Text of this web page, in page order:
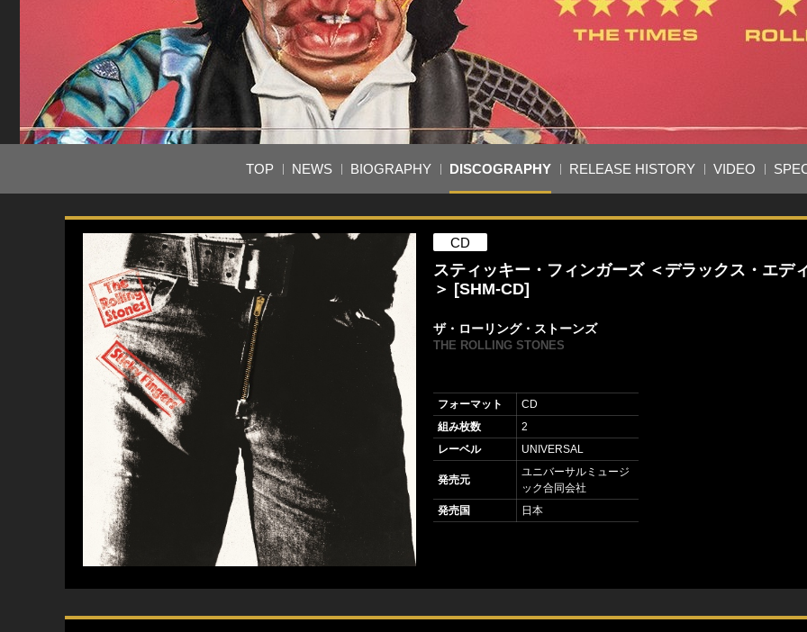
TOP NEWS BIOGRAPHY DISCOGRAPHY RELEASE HISTORY VIDEO
CD
スティッキー・フィンガーズ ＜デラックス・エデ
＞ [SHM-CD]
ザ・ローリング・ストーンズ
THE ROLLING STONES
フォーマット
CD
組み枚数
2
レーベル
UNIVERSAL
発売元
ユニバーサルミュージ
ック合同会社
発売国
日本